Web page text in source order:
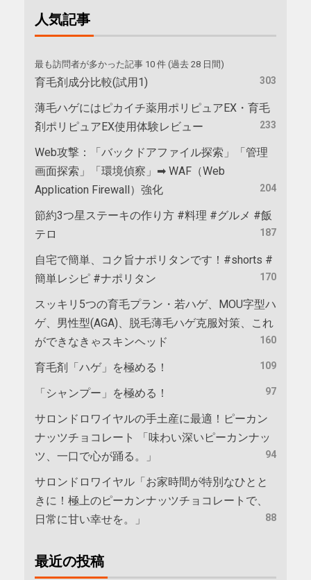
人気記事
最も訪問者が多かった記事 10 件 (過去 28 日間)
育毛剤成分比較(試用1) 303
薄毛ハゲにはピカイチ薬用ポリピュアEX・育毛
剤ポリピュアEX使用体験レビュー
233
Web攻撃：「バックドアファイル探索」「管理
画面探索」「環境偵察」➡ WAF（Web
Application Firewall）強化
204
節約3つ星ステーキの作り方 #料理 #グルメ #飯
テロ
187
自宅で簡単、コク旨ナポリタンです！#shorts #
簡単レシピ #ナポリタン
170
スッキリ5つの育毛プラン・若ハゲ、MOU字型ハ
ゲ、男性型(AGA)、脱毛薄毛ハゲ克服対策、これ
ができなきゃスキンヘッド
160
育毛剤「ハゲ」を極める！ 109
「シャンプー」を極める！ 97
サロンドロワイヤルの手土産に最適！ピーカン
ナッツチョコレート 「味わい深いピーカンナッ
ツ、一口で心が踊る。」
94
サロンドロワイヤル「お家時間が特別なひとと
きに！極上のピーカンナッツチョコレートで、
日常に甘い幸せを。」
88
最近の投稿